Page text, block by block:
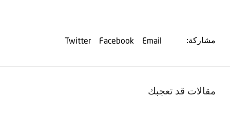
مشاركة: Email
Facebook
Twitter
مقالات قد تعجبك